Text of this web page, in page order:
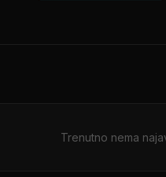
Trenutno nema